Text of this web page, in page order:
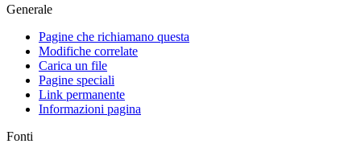
Generale
Pagine che richiamano questa
Modifiche correlate
Carica un file
Pagine speciali
Link permanente
Informazioni pagina
Fonti